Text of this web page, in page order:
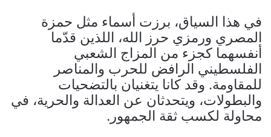
في هذا السياق، برزت أسماء مثل حمزة
المصري ورمزي حرز الله، اللذين قدّما
أنفسهما كجزء من المزاج الشعبي
الفلسطيني الرافض للحرب والمناصر
للمقاومة. وقد كانا يتغنيان بالتضحيات
والبطولات، ويتحدثان عن العدالة والحرية، في
محاولة لكسب ثقة الجمهور.